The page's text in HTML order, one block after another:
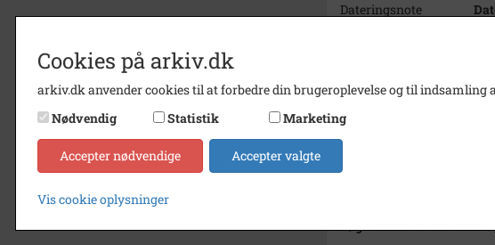
Dateringsnote
Materiale
Søg videre i Lunderskov
Cookies på arkiv.dk
arkiv.dk anvender cookies til at forbedre din brugeroplevelse og til indsamling
Nødvendig
Statistik Marketing
Accepter nødvendige Accepter valgte
Vis cookie oplysninger